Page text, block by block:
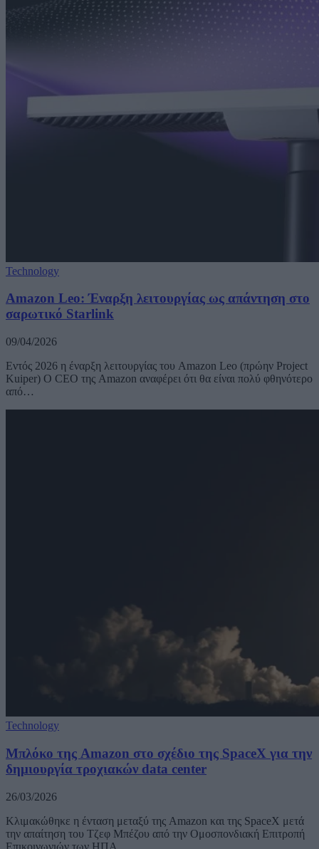
Technology
Amazon Leo: Έναρξη λειτουργίας ως απάντηση στο
σαρωτικό Starlink
09/04/2026
Εντός 2026 η έναρξη λειτουργίας του Amazon Leo (πρώην Project
Kuiper) Ο CEO της Amazon αναφέρει ότι θα είναι πολύ φθηνότερο
από…
Technology
Μπλόκο της Amazon στο σχέδιο της SpaceX για την
δημιουργία τροχιακών data center
26/03/2026
Κλιμακώθηκε η ένταση μεταξύ της Amazon και της SpaceX μετά
την απαίτηση του Τζεφ Μπέζου από την Ομοσπονδιακή Επιτροπή
Επικοινωνιών των ΗΠΑ…